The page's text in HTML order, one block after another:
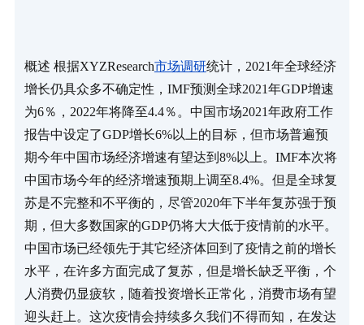
概述 根据XYZResearch市场调研统计，2021年全球经济
增长仍具众多不确定性，IMF预测全球2021年GDP增速
为6％，2022年将降至4.4％。中国市场2021年政府工作
报告中设定了GDP增长6%以上的目标，但市场普遍预
期今年中国市场经济增速有望达到8%以上。IMF本次将
中国市场今年的经济增速预期上调至8.4%。但是全球复
苏是不完整和不平衡的，尽管2020年下半年复苏强于预
期，但大多数国家的GDP仍将大大低于疫情前的水平。
中国市场已经领先于其它经济体回到了疫情之前的增长
水平，在许多方面完成了复苏，但是增长缺乏平衡，个
人消费仍显疲软，随着投资增长正常化，消费市场有望
迎头赶上。这次疫情会持续多久我们不得而知，在发达